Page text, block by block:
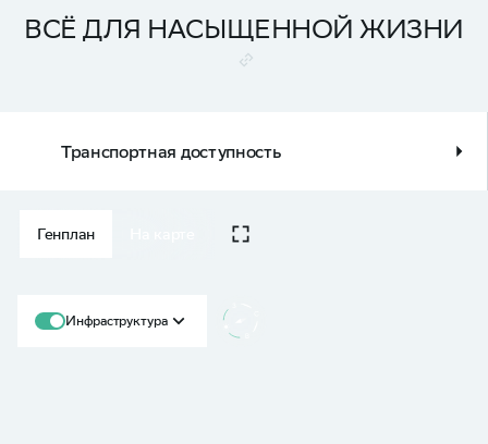
ВСЁ ДЛЯ НАСЫЩЕННОЙ ЖИЗНИ
Транспортная доступность
Генплан
Инфраструктура